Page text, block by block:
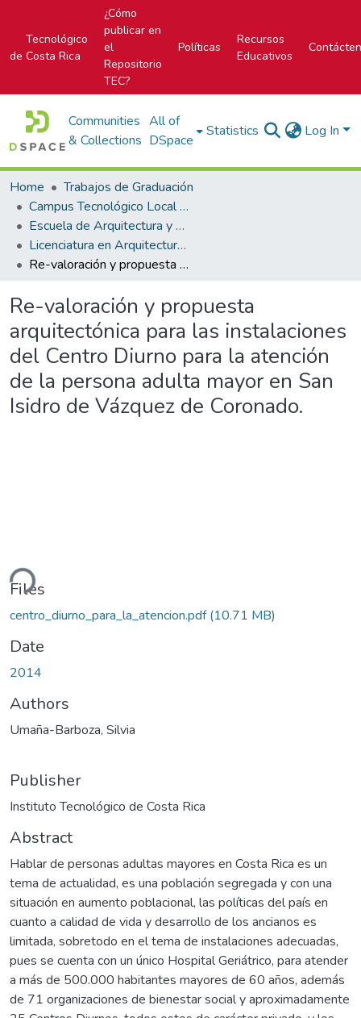
Tecnológico
de Costa Rica
¿Cómo
publicar en
el
Repositorio
TEC?
Políticas
Recursos
Educativos
Communities
& Collections
All of
DSpace
Statistics Log In
Home
Trabajos de Graduación
Campus Tecnológico Local San José
Escuela de Arquitectura y Urbanismo
Licenciatura en Arquitectura y Urbanismo
Re-valoración y propuesta arquitectónica para las instalaciones del Centro Diurno para la atención de la persona adulta mayor en San Isidro de Vázquez de Coronado.
Re-valoración y propuesta
arquitectónica para las instalaciones
del Centro Diurno para la atención
de la persona adulta mayor en San
Isidro de Vázquez de Coronado.
Files
centro_diurno_para_la_atencion.pdf(10.71 MB)
Date
2014
Authors
Umaña-Barboza, Silvia
Publisher
Instituto Tecnológico de Costa Rica
Abstract
Hablar de personas adultas mayores en Costa Rica es un
tema de actualidad, es una población segregada y con una
situación en aumento poblacional, las políticas del país en
cuanto a calidad de vida y desarrollo de los ancianos es
limitada, sobretodo en el tema de instalaciones adecuadas,
pues se cuenta con un único Hospital Geriátrico, para atender
a más de 500.000 habitantes mayores de 60 años, además
de 71 organizaciones de bienestar social y aproximadamente